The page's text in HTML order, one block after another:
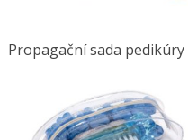
Propagační sada pedikúry